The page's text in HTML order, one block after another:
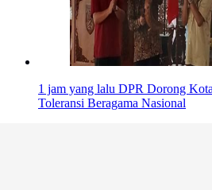
1 jam yang lalu DPR Dorong
Toleransi Beragama Nasional